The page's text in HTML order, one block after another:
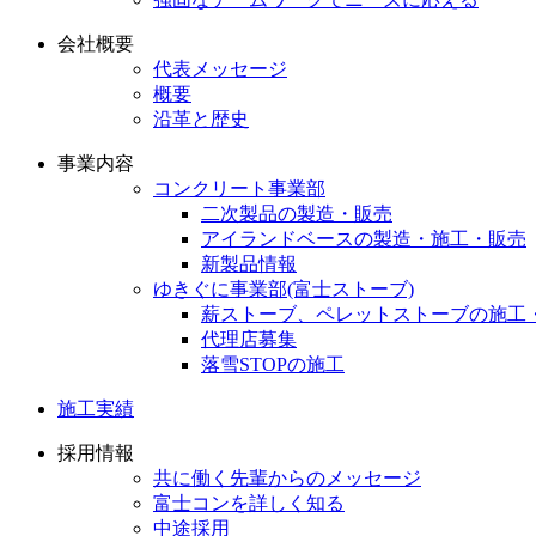
会社概要
代表メッセージ
概要
沿革と歴史
事業内容
コンクリート事業部
二次製品の製造・販売
アイランドベースの製造・施工・販売
新製品情報
ゆきぐに事業部(富士ストーブ)
薪ストーブ、ペレットストーブの施工
代理店募集
落雪STOPの施工
施工実績
採用情報
共に働く先輩からのメッセージ
富士コンを詳しく知る
中途採用